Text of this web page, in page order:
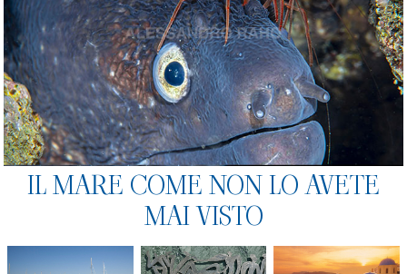
IL MARE COME NON LO AVETE
MAI VISTO